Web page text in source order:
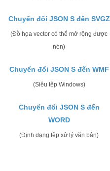
Chuyển đổi JSON S đến SVGZ
(Đồ họa vector có thể mở rộng được
nén)
Chuyển đổi JSON S đến WMF
(Siêu tệp Windows)
Chuyển đổi JSON S đến
WORD
(Định dạng tệp xử lý văn bản)